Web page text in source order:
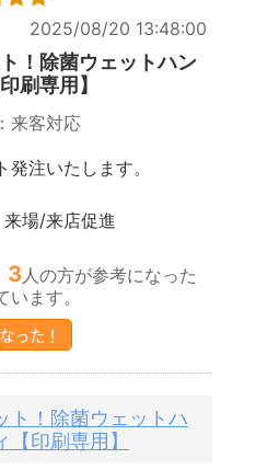
2025/08/20 13:48:00
！除菌ウェットハン
刷専用】
来客対応
発注いたします。
来場/来店促進
3 人の方が参考になった
います。
った！
ト！除菌ウェットハ
【印刷専用】